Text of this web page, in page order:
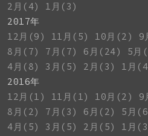
2月(4)
1月(3)
2017年
12月(9)
11月(5) 10月(2)
9
8月(7)
7月(7) 6月(24)
5月
4月(8)
3月(5) 2月(3)
1月
2016年
12月(1)
11月(1) 10月(2)
9
8月(2)
7月(3) 6月(2)
5月
4月(5)
3月(5) 2月(5)
1月